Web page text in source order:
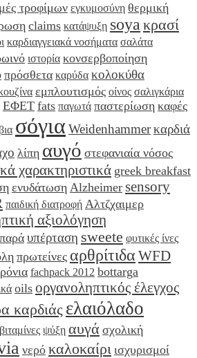
τροφίμων εγκυμοσύνη θερμική
claims κατάψυξη soyaκρασί
καρδιαγγειακά νοσήματα σαλάτα
ιστορία κονσερβοποίηση
πρόσθετα καρύδα κολοκύθα
εμπλουτισμός οίνος σαλιγκάρια
ΕΦΕΤ fats παγωτά παστερίωση καφές
σόγια Weidenhammerκαρδιά
λίπη αυγό στεφανιαία νόσος
χαρακτηριστικά greek breakfast
ενυδάτωση Alzheimer sensory
παιδική διατροφή Αλτζχαιμερ
αξιολόγηση
υπέρταση sweete φυτικές ίνες
πρωτείνες αρθρίτιδα WFD
fachpack 2012 bottarga
oils οργανοληπτικός έλεγχος
καρδιάς ελαιόλαδο
ψύξη αυγά σχολική
νερό καλοκαίρι ισχυρισμοί